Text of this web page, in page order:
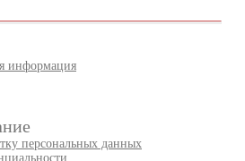
информация
персональных данных